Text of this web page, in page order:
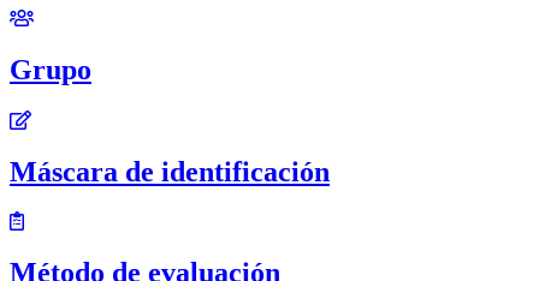
Grupo
Máscara de identificación
Método de evaluación